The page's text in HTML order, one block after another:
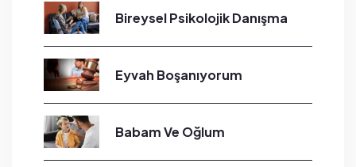
Bireysel Psikolojik Danışma
Eyvah Boşanıyorum
Babam Ve Oğlum